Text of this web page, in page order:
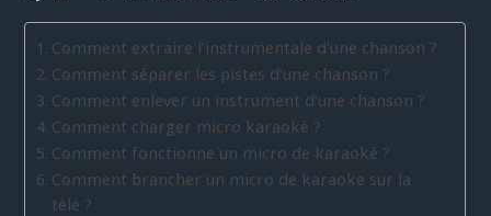
Comment extraire l’instrumentale d’une chanson ?
Comment séparer les pistes d’une chanson ?
Comment enlever un instrument d’une chanson ?
Comment charger micro karaoké ?
Comment fonctionne un micro de karaoké ?
Comment brancher un micro de karaoke sur la
télé ?